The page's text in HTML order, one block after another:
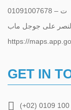
ت – 01091007678
على جوجل ماب
https://
GET IN
(+02) 0109 100